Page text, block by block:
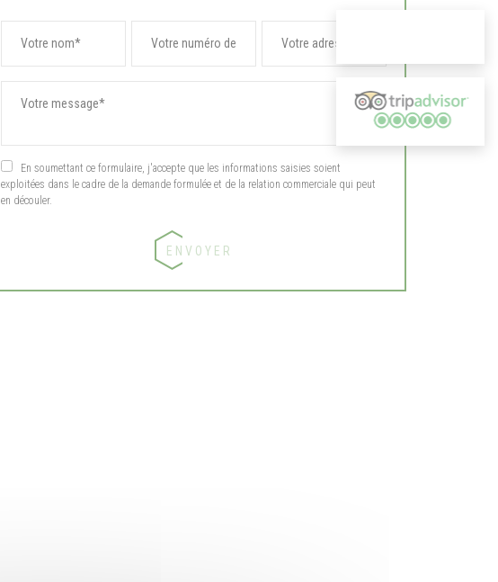
En soumettant ce formulaire, j'accepte que les informations saisies soient
exploitées dans le cadre de la demande formulée et de la relation commerciale qui peut
en découler.